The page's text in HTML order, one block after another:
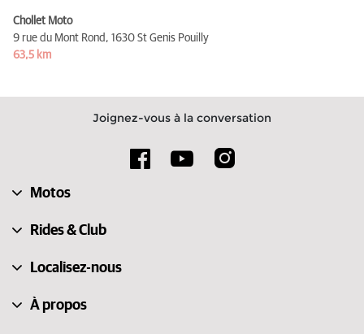
Chollet Moto
9 rue du Mont Rond, 1630 St Genis Pouilly
63,5 km
Joignez-vous à la conversation
Motos
Rides & Club
Localisez-nous
À propos